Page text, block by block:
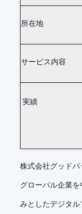
所在地
サービス内容
実績
株式会社グッド
グローバル企業
みとしたデジタ